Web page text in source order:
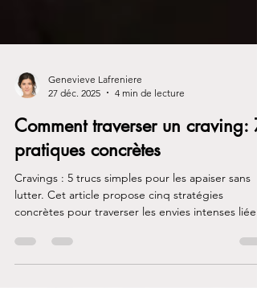
Genevieve Lafreniere
27 déc. 2025
4 min de lecture
Comment traverser un craving: 7
pratiques concrètes
lutter. Cet article propose cinq stratégies
concrètes pour traverser les envies intenses liées